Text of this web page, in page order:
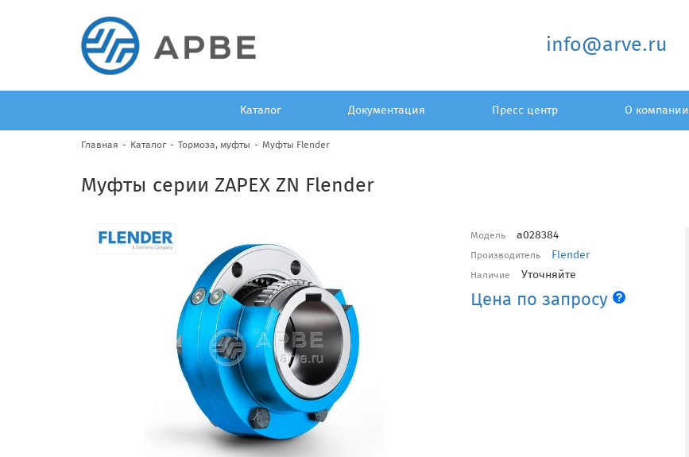
info@arve.ru
Каталог Документация Пресс центр О компании
Главная Каталог Тормоза, муфты Муфты Flender
Муфты серии ZAPEX ZN Flender
Модель a028384
Производитель Flender
Наличие Уточняйте
Цена по запросу